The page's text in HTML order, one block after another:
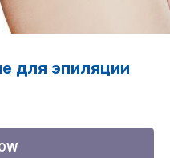
для эпиляции